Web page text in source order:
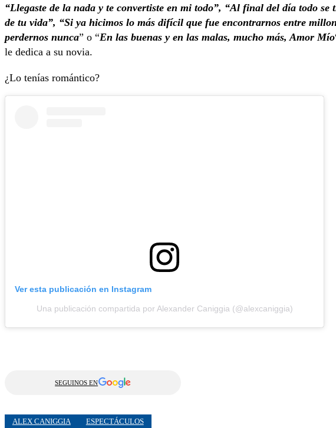
“Llegaste de la nada y te convertiste en mi todo”, “Al final del día todo
de tu vida”, “Si ya hicimos lo más difícil que fue encontrarnos entre
perdernos nunca” o “En las buenas y en las malas, mucho más, Amor Mío
le dedica a su novia.
¿Lo tenías romántico?
Ver esta publicación en Instagram
Una publicación compartida por Alexander Caniggia (@alexcaniggia)
SEGUINOS EN
ALEX CANIGGIA ESPECTÁCULOS